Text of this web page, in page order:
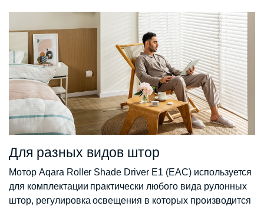
Для разных видов штор
Мотор Aqara Roller Shade Driver E1 (EAC) используется
для комплектации практически любого вида рулонных
штор, регулировка освещения в которых производится